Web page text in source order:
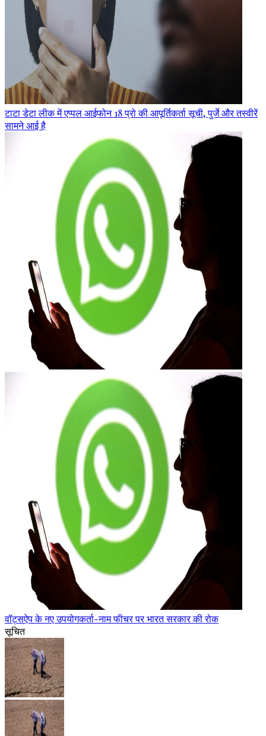
टाटा डेटा लीक में एप्पल आईफोन 18 प्रो की आपूर्तिकर्ता सूची, पुर्जे और तस्वीरें
सामने आई है
वॉट्सऐप के नए उपयोगकर्ता-नाम फीचर पर भारत सरकार की रोक
सूचित